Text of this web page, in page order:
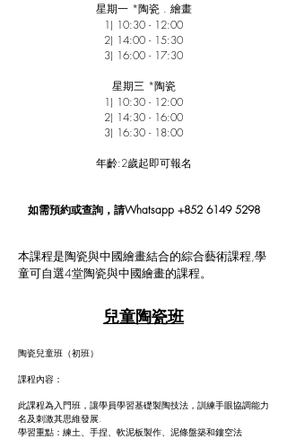
星期一*陶瓷 . 繪畫
1) 10:30 - 12:00
2) 14:00 - 15:30
3) 16:00 - 17:30
星期三 *陶瓷
1) 10:30 - 12:00
2) 14:30 - 16:00
3) 16:30 - 18:00
年齡:2歲起即可報名
如需預約或查詢，請Whatsapp +852 6149 5298
本課程是陶瓷與中國繪畫結合的綜合藝術課程,學
童可自選4堂陶瓷與中國繪畫的課程。
兒童陶瓷班
陶瓷兒童班（初班）
​課程內容：
此課程為入門班，讓學員學習基礎製陶技法，訓練手眼協調能力
名及刺激其思維發展.
學習重點：練土、手捏、軟泥板製作、泥條盤築和鏤空法